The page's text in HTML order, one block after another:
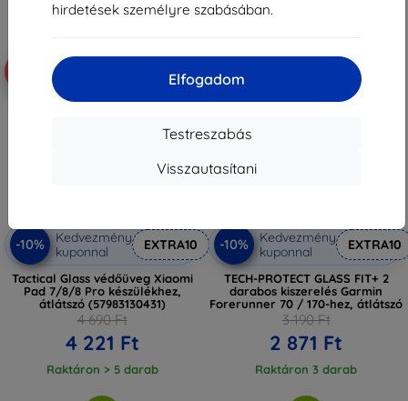
hirdetések személyre szabásában.
Elfogadom
Testreszabás
Visszautasítani
-10%
Kedvezmény
kuponnal
EXTRA10
Tactical Glass védőüveg Xiaomi
Pad 7/8/8 Pro készülékhez,
átlátszó (57983130431)
4 690 Ft
4 221 Ft
Raktáron > 5 darab
-10%
-10%
Kedvezmény
kuponnal
EXTRA10
TECH-PROTECT GLASS FIT+ 2
darabos kiszerelés Garmin
Forerunner 70 / 170-hez, átlátszó
3 190 Ft
2 871 Ft
Raktáron 3 darab